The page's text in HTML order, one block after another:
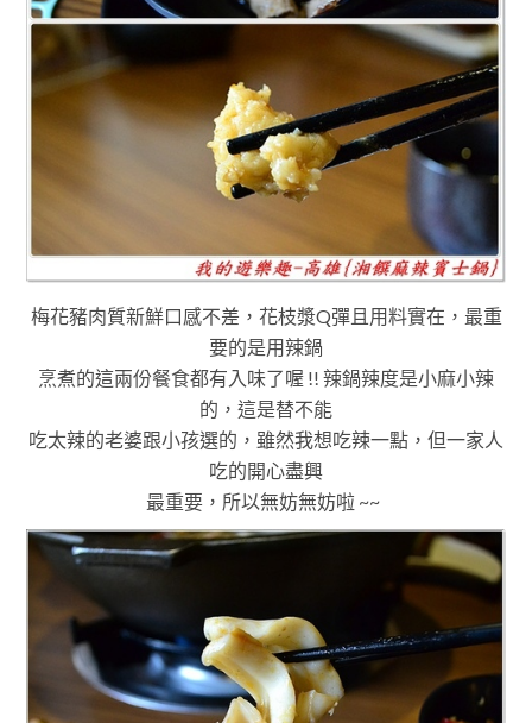
梅花豬肉質新鮮口感不差 ， 花枝漿Q彈且用料實在 ，最重
要的是用辣鍋
烹煮的這兩份餐食都有入味了喔 !! 辣鍋辣度是小麻小辣
的 ，這是替不能
吃太辣的老婆跟小孩選的 ，雖然我想吃辣一點 ，但一家人
吃的開心盡興
最重要，所以無妨無妨啦 ~~